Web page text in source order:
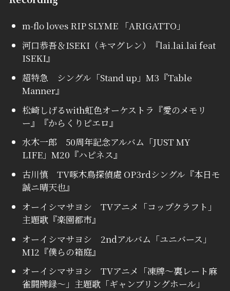
m-flo loves RIP SLYME 「ARIGATTO」
河口恭吾＆ISEKI（キマグレン）『lai.lai.lai feat
ISEKI』
超特急 シングル「Stand up」M3『Table
Manner』
松崎しげるwith虹色オーケストラ『愛のメモリ
ー』『からくりピエロ』
水木一郎 50周年記念アルバム「JUST MY
LIFE」M20『ハピネス』
古川慎 TV啄木鳥探偵處 OP3rdシングル『本日モ
誠ニ晴天也』
オーイシマサヨシ TVアニメ「コップクラフト」
主題歌『楽園都市』
オーイシマサヨシ 2ndアルバム「ユニバース」
M12『僕らの箱庭』
オーイシマサヨシ TVアニメ「凍牌〜裏レート麻
雀闘牌録〜」主題歌「ギャンブリングホール」